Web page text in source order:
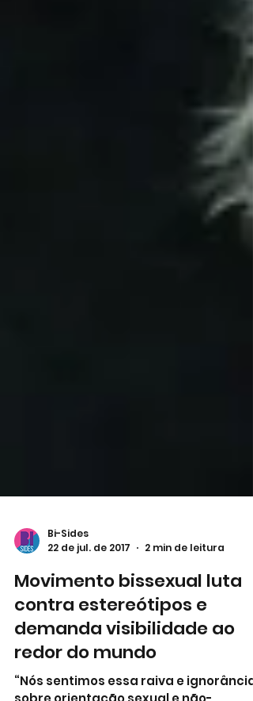
Bi-Sides
22 de jul. de 2017
2 min de leitura
Movimento bissexual luta
contra estereótipos e
demanda visibilidade ao